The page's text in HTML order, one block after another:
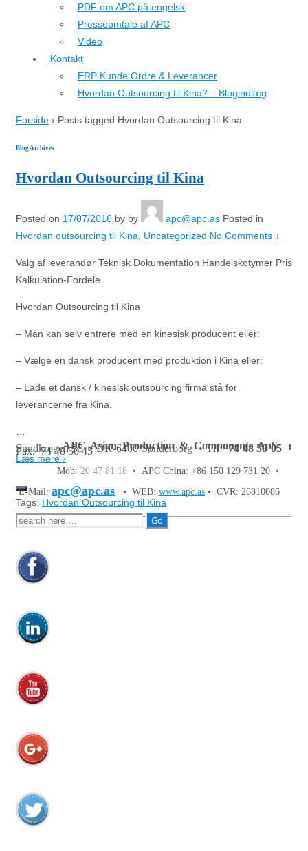
PDF om APC på engelsk
Presseomtale af APC
Video
Kontakt
ERP Kunde Ordre & Leverancer
Hvordan Outsourcing til Kina? – Blogindlæg
Forside › Posts tagged Hvordan Outsourcing til Kina
Blog Archives
Hvordan Outsourcing til Kina
Posted on 17/07/2016 by by apc@apc.as Posted in
Hvordan outsourcing til Kina
Uncategorized No Comments ↓
Valg af leverandør Teknisk Dokumentation Handelskotymer Pris
Kalkulation-Fordele
Hvordan Outsourcing til Kina
– Man kan selv entrere med en kinesisk producent eller:
– Vælge en dansk producent med produktion i Kina eller:
– Lade et dansk / kinesisk outsourcing firma stå for
leverancerne fra Kina.
Læs mere ›
Tags: Hvordan Outsourcing til Kina
APC Asian Production & Components ApS•
Sundkrogen 35 • DK-6400 Sønderborg • Tlf:74 48 50 05•
Fax: 74 48 50 45
Mob: 20 47 81 18 • APC China: +86 150 129 731 20 •
E-Mail: apc@apc.as • WEB: www.apc.as • CVR: 26810086
Søg